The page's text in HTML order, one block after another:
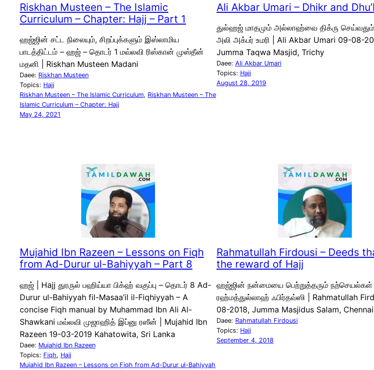
Riskhan Musteen – The Islamic
Curriculum – Chapter: Hajj – Part 1
ஹஜ்ஜின் சட்ட நிலையும், சிறப்புக்களும் இஸ்லாமிய
பாடத்திட்டம் – ஹஜ் – தொடர் 1 மவ்லவி ரிஸ்கான் முஸ்தீன்
மதனி | Riskhan Musteen Madani
Daee: Riskhan Musteen
Topics: Hajj
Riskhan Musteen – The Islamic Curriculum, Riskhan Musteen – The
Islamic Curriculum – Chapter: Hajj
May 24, 2021
Ali Akbar Umari – Dhikr and
துல்ஹஜ் மாதமும் அல்லாஹ்வை திக்ரு
அலி அக்பர் உமரி | Ali Akbar Umari 09-08-
Jumma Taqwa Masjid, Trichy
Daee: Ali Akbar Umari
Topics: Hajj
August 28, 2019
Mujahid Ibn Razeen – Lessons on Fiqh
from Ad-Durur ul-Bahiyyah – Part 8
ஹஜ் | Hajj துரருல் பஹிய்யா பிக்ஹ் வகுப்பு – தொடர் 8 Ad-
Durur ul-Bahiyyah fil-Masaa’il il-Fiqhiyyah – A
concise Fiqh manual by Muhammad Ibn Ali Al-
Shawkani மவ்லவி முஜாஹித் இப்னு ரஸீன் | Mujahid Ibn
Razeen 19-03-2019 Kahatowita, Sri Lanka
Daee: Mujahid Ibn Razeen
Topics: Fiqh, Hajj
Mujahid Ibn Razeen – Lessons on Fiqh from Ad-Durur ul-Bahiyyah
Rahmatullah Firdousi – Deeds
the reward of Hajj
ஹஜ்ஜின் நன்மையை பெற்றுத்தரும் நற்செயல்கள்
ரஹ்மத்துல்லாஹ் ஃபிர்தவ்ஸி | Rahmatullah
08-2018, Jumma Masjidus Salam, Chennai
Daee: Rahmatullah Firdousi
Topics: Hajj
September 4, 2018